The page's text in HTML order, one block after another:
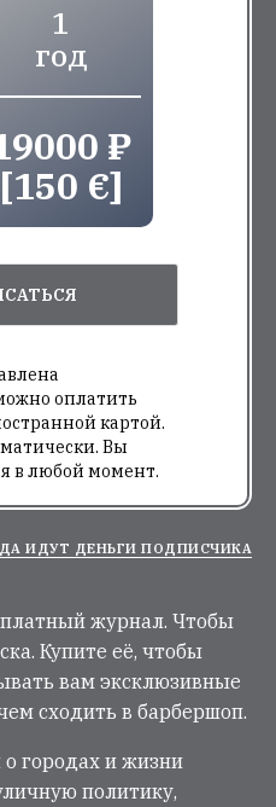
1
год
₽
[150 €]
оплатить
картой.
Вы
в любой момент.
ИДУТ ДЕНЬГИ ПОДПИСЧИКА
журнал. Чтобы
Купите её, чтобы
вам эксклюзивные
сходить в барбершоп.
городах и жизни
политику,